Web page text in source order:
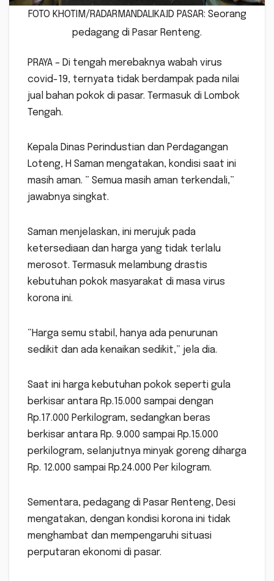
FOTO KHOTIM/RADARMANDALIKA.ID PASAR: Seorang
pedagang di Pasar Renteng.
PRAYA – Di tengah merebaknya wabah virus
covid-19, ternyata tidak berdampak pada nilai
jual bahan pokok di pasar. Termasuk di Lombok
Tengah.
Kepala Dinas Perindustian dan Perdagangan
Loteng, H Saman mengatakan, kondisi saat ini
masih aman. ” Semua masih aman terkendali,”
jawabnya singkat.
Saman menjelaskan, ini merujuk pada
ketersediaan dan harga yang tidak terlalu
merosot. Termasuk melambung drastis
kebutuhan pokok masyarakat di masa virus
korona ini.
“Harga semu stabil, hanya ada penurunan
sedikit dan ada kenaikan sedikit,” jela dia.
Saat ini harga kebutuhan pokok seperti gula
berkisar antara Rp.15.000 sampai dengan
Rp.17.000 Perkilogram, sedangkan beras
berkisar antara Rp. 9.000 sampai Rp.15.000
perkilogram, selanjutnya minyak goreng diharga
Rp. 12.000 sampai Rp.24.000 Per kilogram.
Sementara, pedagang di Pasar Renteng, Desi
mengatakan, dengan kondisi korona ini tidak
menghambat dan mempengaruhi situasi
perputaran ekonomi di pasar.